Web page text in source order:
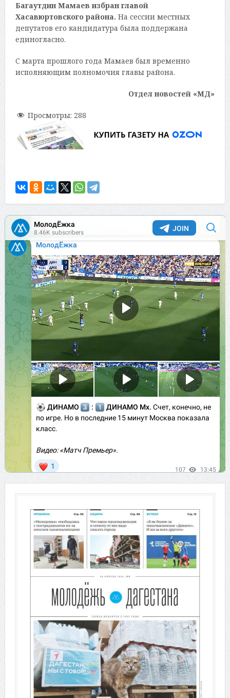
Багаутдин Мамаев избран главой
Хасавюртовского района. На сессии местных
депутатов его кандидатура была поддержана
единогласно.
С марта прошлого года Мамаев был временно
исполняющим полномочия главы района.
Отдел новостей «МД»
Просмотры: 288